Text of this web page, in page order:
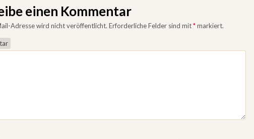
einen Kommentar
Adresse wird nicht veröffentlicht. Erforderliche Felder sind mit*markiert.